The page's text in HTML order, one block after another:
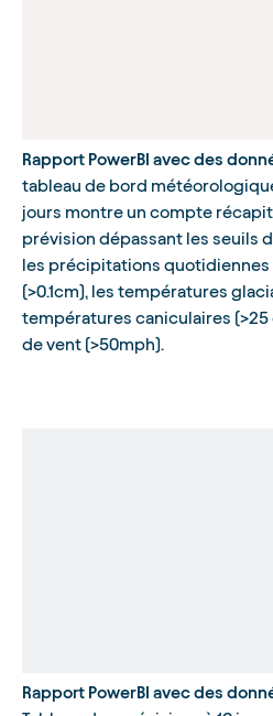
Rapport PowerBI avec des
tableau de bord
jours montre un compte
prévision dépassant les seuils
les précipitations quotidiennes
(>0.1cm), les températures
températures caniculaires (>25
de vent (>50mph).
Rapport PowerBI avec des